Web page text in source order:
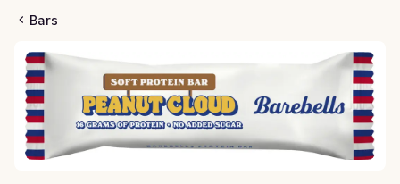
Bars
Peanut Cloud